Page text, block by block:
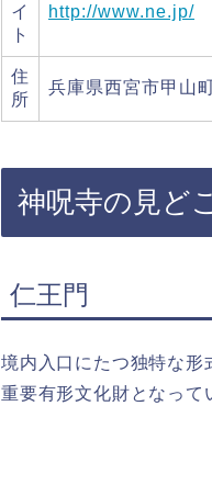
イ
ト
http://www.ne.jp/
住
所
兵庫県西宮市甲山
神呪寺の見ど
仁王門
境内入口にたつ独特な形
重要有形文化財となって